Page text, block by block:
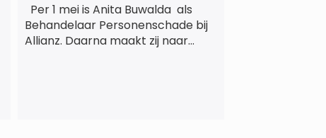
Per 1 mei is Anita Buwalda als
Behandelaar Personenschade bij
Allianz. Daarna maakt zij naar